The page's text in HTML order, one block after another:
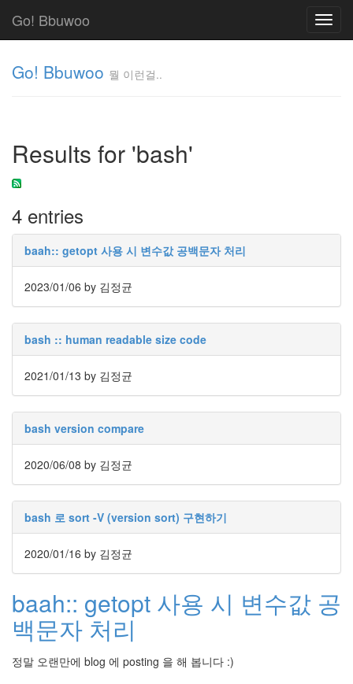
Go! Bbuwoo
Go! Bbuwoo 뭘 이런걸..
Results for 'bash'
4 entries
baah:: getopt 사용 시 변수값 공백문자 처리
2023/01/06 by 김정균
bash :: human readable size code
2021/01/13 by 김정균
bash version compare
2020/06/08 by 김정균
bash 로 sort -V (version sort) 구현하기
2020/01/16 by 김정균
baah:: getopt 사용 시 변수값 공
백문자 처리
정말 오랜만에 blog 에 posting 을 해 봅니다 :)
걸..
김
정
균
Cloud
녕
스
AnNyung
Firefox
군
표
L10N
iPutty
AnNyung
LInux
여